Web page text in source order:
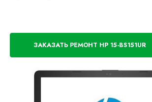
ЗАКАЗАТЬ РЕМОНТ HP 15-BS151UR